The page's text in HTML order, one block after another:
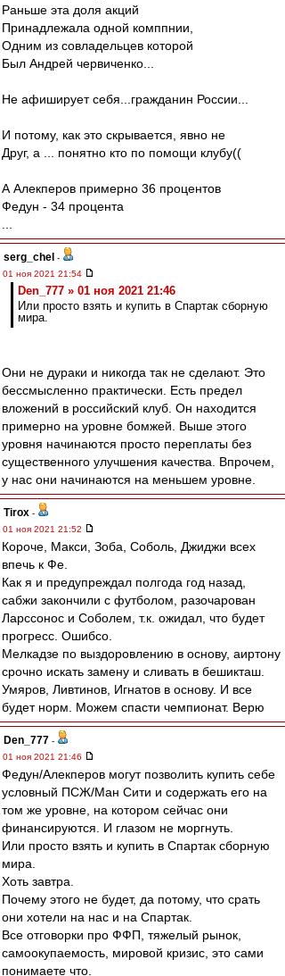
Раньше эта доля акций
Принадлежала одной комппнии,
Одним из совладельцев которой
Был Андрей червиченко...
Не афиширует себя...гражданин России...
И потому, как это скрывается, явно не
Друг, а ... понятно кто по помощи клубу((
А Алекперов примерно 36 процентов
Федун - 34 процента
serg_chel -
01 ноя 2021 21:54
Den_777 » 01 ноя 2021 21:46
Или просто взять и купить в Спартак сборную
мира.
Они не дураки и никогда так не сделают. Это
бессмысленно практически. Есть предел
вложений в российский клуб. Он находится
примерно на уровне бомжей. Выше этого
уровня начинаются просто переплаты без
существенного улучшения качества. Впрочем,
у нас они начинаются на меньшем уровне.
Tirox -
01 ноя 2021 21:52
Короче, Макси, Зоба, Соболь, Джиджи всех
впечь к Фе.
Как я и предупреждал полгода год назад,
сабжи закончили с футболом, разочарован
Ларссонос и Соболем, т.к. ожидал, что будет
прогресс. Ошибсо.
Мелкадзе по выздоровлению в основу, аиртону
срочно искать замену и сливать в бешикташ.
Умяров, Ливтинов, Игнатов в основу. И все
будет норм. Можем спасти чемпионат. Верю
Den_777 -
01 ноя 2021 21:46
Федун/Алекперов могут позволить купить себе
условный ПСЖ/Ман Сити и содержать его на
том же уровне, на котором сейчас они
финансируются. И глазом не моргнуть.
Или просто взять и купить в Спартак сборную
мира.
Хоть завтра.
Почему этого не будет, да потому, что срать
они хотели на нас и на Спартак.
Все отговорки про ФФП, тяжелый рынок,
самоокупаемость, мировой кризис, это сами
понимаете что.